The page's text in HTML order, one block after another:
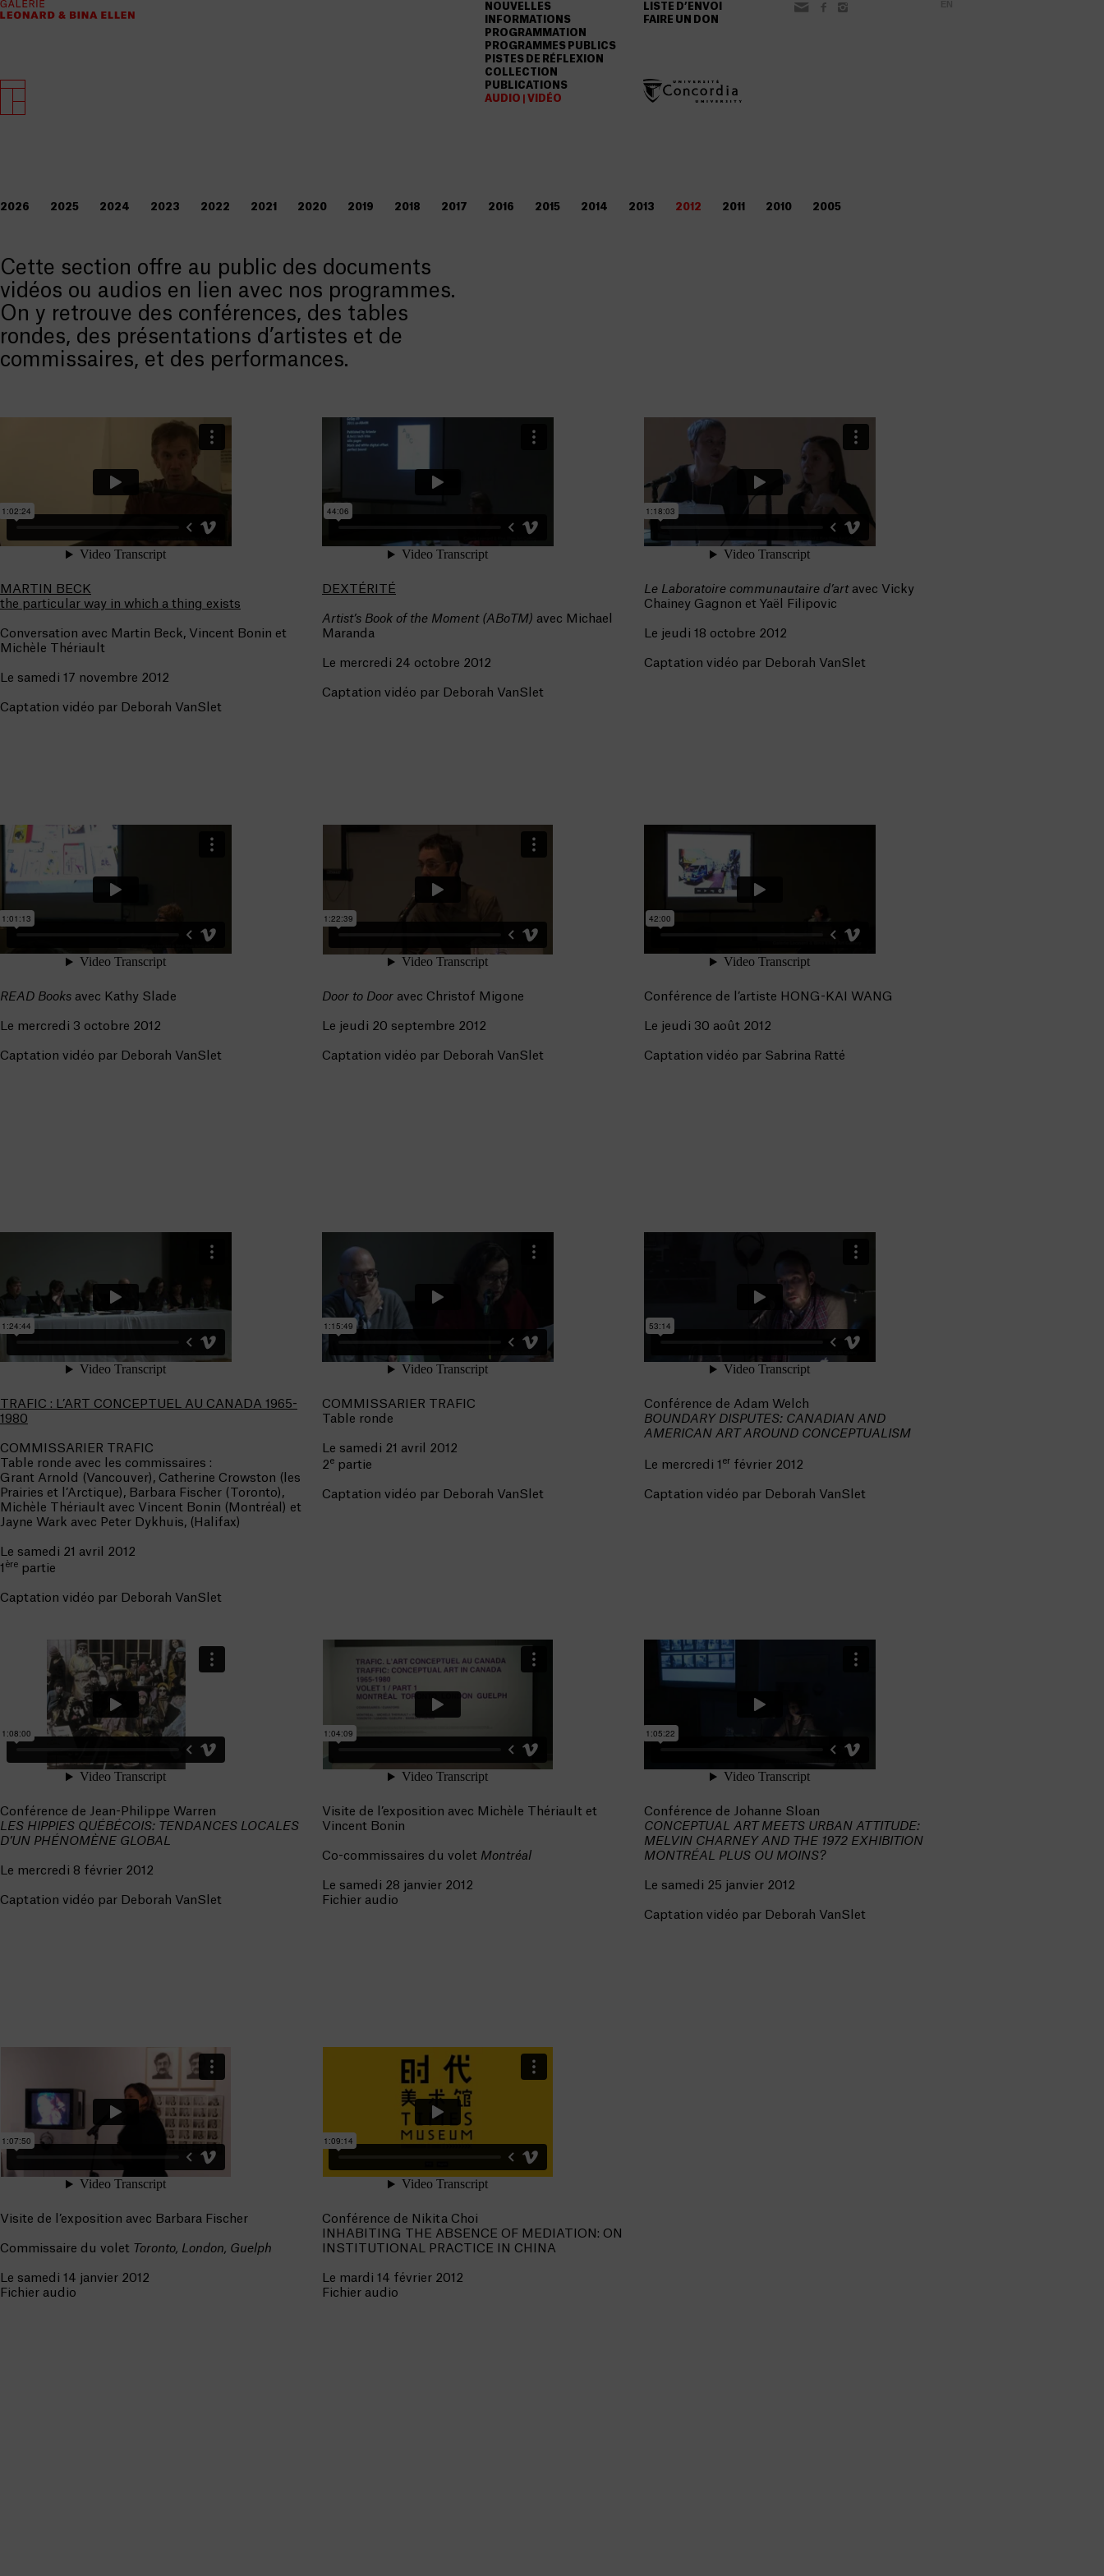
NOUVELLES
INFORMATIONS
PROGRAMMATION
PROGRAMMES PUBLICS
PISTES DE RÉFLEXION
COLLECTION
PUBLICATIONS
AUDIO | VIDÉO
LISTE D’ENVOI
FAIRE UN DON
2026 2025 2024 2023 2022 2021 2020 2019 2018 2017 2016 2015 2014 2013 2012 2011 2010 2005
Cette section offre au public des documents
vidéos ou audios en lien avec nos programmes.
On y retrouve des conférences, des tables
rondes, des présentations d’artistes et de
commissaires, et des performances.
MARTIN BECK
the particular way in which a thing exists
Conversation avec Martin Beck, Vincent Bonin et
Michèle Thériault
Le samedi 17 novembre 2012
Captation vidéo par Deborah VanSlet
DEXTÉRITÉ
Artist’s Book of the Moment (ABoTM) avec Michael
Maranda
Le mercredi 24 octobre 2012
Captation vidéo par Deborah VanSlet
Le Laboratoire communautaire d’artavec Vicky
Chainey Gagnon et Yaël Filipovic
Le jeudi 18 octobre 2012
Captation vidéo par Deborah VanSlet
READ Books avec Kathy Slade
Le mercredi 3 octobre 2012
Captation vidéo par Deborah VanSlet
Door to Door avec Christof Migone
Le jeudi 20 septembre 2012
Captation vidéo par Deborah VanSlet
Conférence de l’artiste HONG-KAI WANG
Le jeudi 30 août 2012
Captation vidéo par Sabrina Ratté
TRAFIC : L’ART CONCEPTUEL AU CANADA 1965-
1980
COMMISSARIER TRAFIC
Table ronde avec les commissaires :
Grant Arnold (Vancouver), Catherine Crowston (les
Prairies et l’Arctique), Barbara Fischer (Toronto),
Michèle Thériault avec Vincent Bonin (Montréal) et
Jayne Wark avec Peter Dykhuis, (Halifax)
Le samedi 21 avril 2012
1 ère partie
Captation vidéo par Deborah VanSlet
COMMISSARIER TRAFIC
Table ronde
Le samedi 21 avril 2012
2e partie
Captation vidéo par Deborah VanSlet
Conférence de Adam Welch
BOUNDARY DISPUTES: CANADIAN AND
AMERICAN ART AROUND CONCEPTUALISM
Le mercredi 1 er février 2012
Captation vidéo par Deborah VanSlet
Conférence de Jean-Philippe Warren
LES HIPPIES QUÉBÉCOIS: TENDANCES LOCALES
D’UN PHÉNOMÈNE GLOBAL
Le mercredi 8 février 2012
Captation vidéo par Deborah VanSlet
Visite de l’exposition avec Michèle Thériault et
Vincent Bonin
Co-commissaires du volet Montréal
Le samedi 28 janvier 2012
Fichier audio
Conférence de Johanne Sloan
CONCEPTUAL ART MEETS URBAN ATTITUDE:
MELVIN CHARNEY AND THE 1972 EXHIBITION
MONTRÉAL PLUS OU MOINS?
Le samedi 25 janvier 2012
Captation vidéo par Deborah VanSlet
Visite de l’exposition avec Barbara Fischer
Commissaire du volet Toronto, London, Guelph
Le samedi 14 janvier 2012
Fichier audio
Conférence de Nikita Choi
INHABITING THE ABSENCE OF MEDIATION: ON
INSTITUTIONAL PRACTICE IN CHINA
Le mardi 14 février 2012
Fichier audio